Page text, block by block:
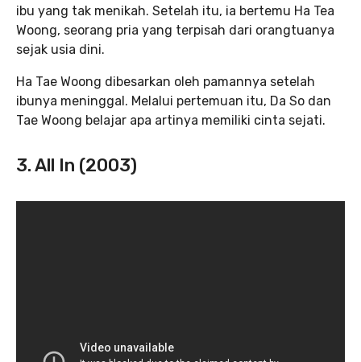
ibu yang tak menikah. Setelah itu, ia bertemu Ha Tea
Woong, seorang pria yang terpisah dari orangtuanya
sejak usia dini.
Ha Tae Woong dibesarkan oleh pamannya setelah
ibunya meninggal. Melalui pertemuan itu, Da So dan
Tae Woong belajar apa artinya memiliki cinta sejati.
3. All In (2003)